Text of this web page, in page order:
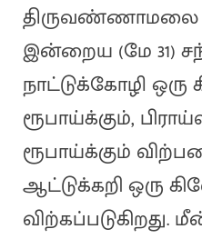
திருவண்ணாமலை
இன்றைய (மே 31)
நாட்டுக்கோழி ஒரு
ரூபாய்க்கும்,
ரூபாய்க்கும்
ஆட்டுக்கறி ஒரு
விற்கப்படுகிறது.